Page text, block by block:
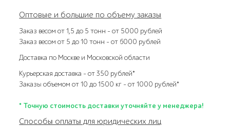
Оптовые и большие по объему заказы
Заказ весом от 1,5 до 5 тонн – от 5000 рублей
Заказ весом от 5 до 10 тонн – от 6000 рублей
Доставка по Москве и Московской области
Курьерская доставка – от 350 рублей*
Заказы объемом от 10 до 1500 кг – от 1000 рублей*
* Точную стоимость доставки уточняйте у менеджера!
Способы оплаты для юридических лиц